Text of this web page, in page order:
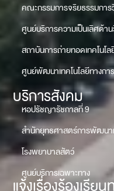
คณะกรรมการจริยธรรมกา
ศูนย์บริการความเป็นเลิศด้าน
สถาบันการถ่ายทอดเทคโนโ
ศูนย์พัฒนาเทคโนโลยีทางกา
บริการสังคม
หอปรัชญารัชกาลที่ 9
สำนักยุทธศาสตร์การพัฒนา
โรงพยาบาลสัตว์
ศูนย์บริการเฉพาะทาง
แจ้งเรื่องร้องเรีย